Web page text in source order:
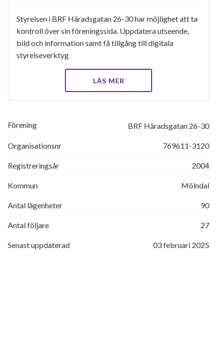
Styrelsen i BRF Häradsgatan 26-30 har möjlighet att ta
kontroll över sin föreningssida. Uppdatera utseende,
bild och information samt få tillgång till digitala
styrelseverktyg
LÄS MER
Förening BRF Häradsgatan 26-30
Organisationsnr 769611-3120
Registreringsår 2004
Kommun Mölndal
Antal lägenheter 90
Antal följare 27
Senast uppdaterad 03 februari 2025